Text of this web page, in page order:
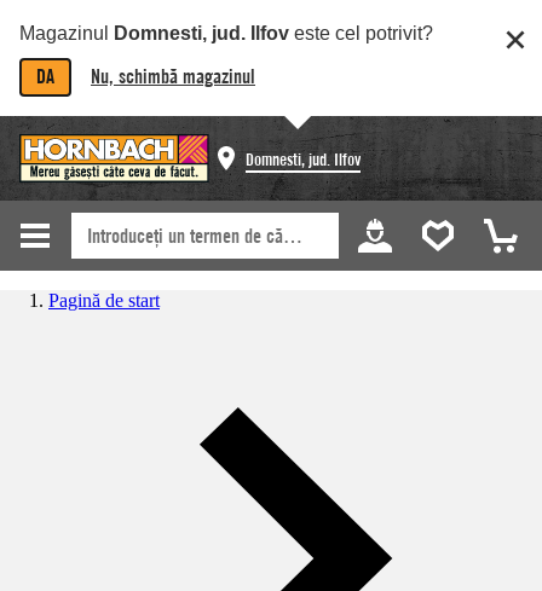
Magazinul Domnesti, jud. Ilfov este cel potrivit?
DA Nu, schimbă magazinul
Domnesti, jud. Ilfov
Pagină de start